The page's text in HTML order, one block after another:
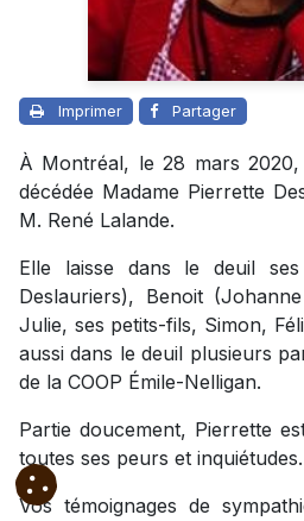
Imprimer Partager
À Montréal, le 28 mars
décédée Madame Pierrette
M. René Lalande.
Elle laisse dans le deuil
Deslauriers), Benoit
Julie, ses petits-fils, Simon,
aussi dans le deuil plusieurs
de la COOP Émile-Nelligan.
Partie doucement, Pierrette
toutes ses peurs et inquiétudes.
Vos témoignages de